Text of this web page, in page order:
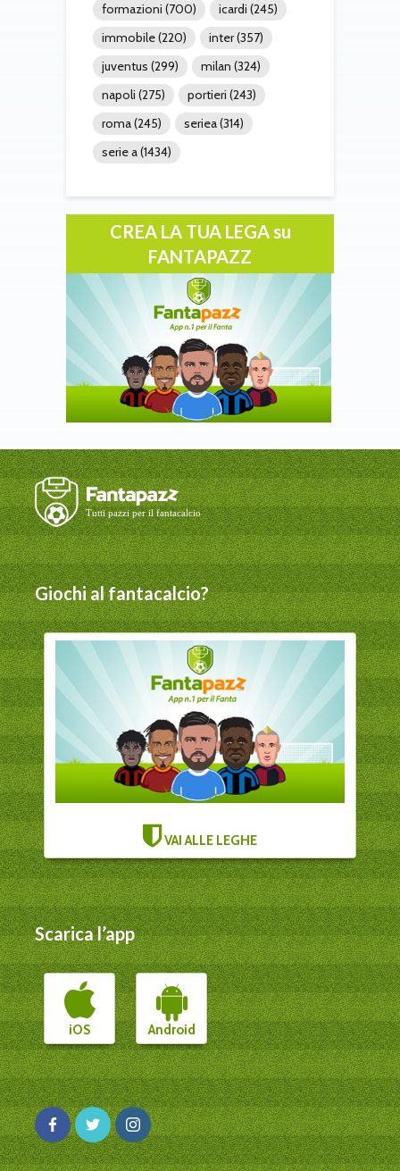
formazioni (700) icardi (245)
immobile(220) inter(357)
juventus (299) milan (324)
napoli (275) portieri (243)
roma(245) seriea(314)
serie a(1434)
CREA LA TUA LEGA su
FANTAPAZZ
Giochi al fantacalcio?
VAI ALLE LEGHE
Scarica l’app
iOS Android